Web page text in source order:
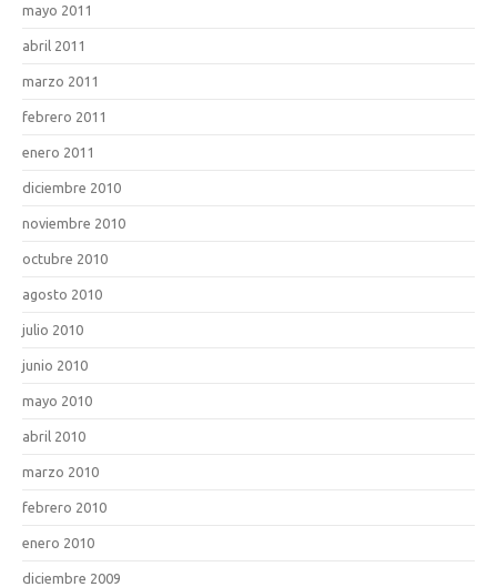
mayo 2011
abril 2011
marzo 2011
febrero 2011
enero 2011
diciembre 2010
noviembre 2010
octubre 2010
agosto 2010
julio 2010
junio 2010
mayo 2010
abril 2010
marzo 2010
febrero 2010
enero 2010
diciembre 2009